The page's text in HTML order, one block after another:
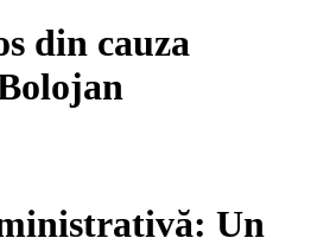
din cauza
Un